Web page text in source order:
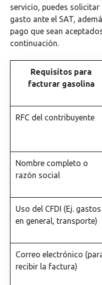
servicio, puedes
gasto ante el SAT,
pago que sean
continuación.
Requisitos para
facturar gasolina
RFC del contribuyente
Nombre completo o
razón social
Uso del CFDI (Ej. gastos
en general, transporte)
Correo electrónico
recibir la factura)